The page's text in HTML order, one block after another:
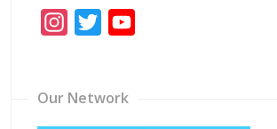
Instagram
Twitter
Our Network